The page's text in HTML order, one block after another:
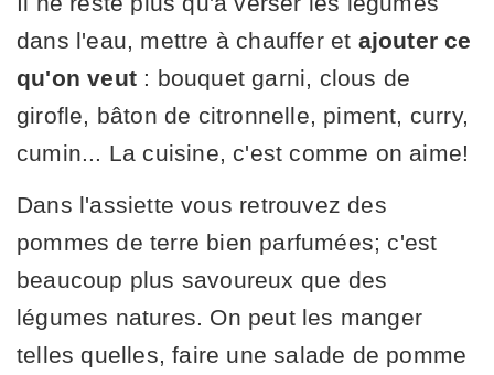
dans l'eau, mettre à chauffer et ajouter ce
qu'on veut : bouquet garni, clous de
girofle, bâton de citronnelle, piment, curry,
cumin... La cuisine, c'est comme on aime!
Dans l'assiette vous retrouvez des
pommes de terre bien parfumées; c'est
beaucoup plus savoureux que des
légumes natures. On peut les manger
telles quelles, faire une salade de pomme